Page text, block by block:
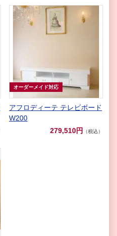
オーダーメイド対応
アフロディーテ テレビボード
W200
279,510円
（税込）